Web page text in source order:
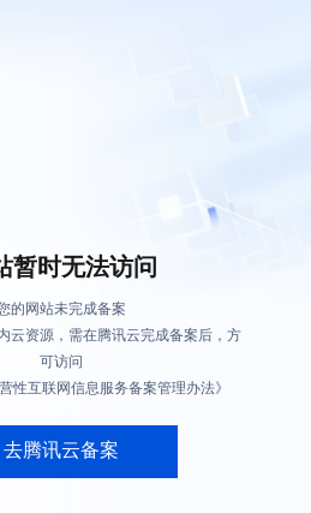
暂时无法访问
的网站未完成备案
云资源，需在腾讯云完成备案后，方
可访问
性互联网信息服务备案管理办法》
去腾讯云备案